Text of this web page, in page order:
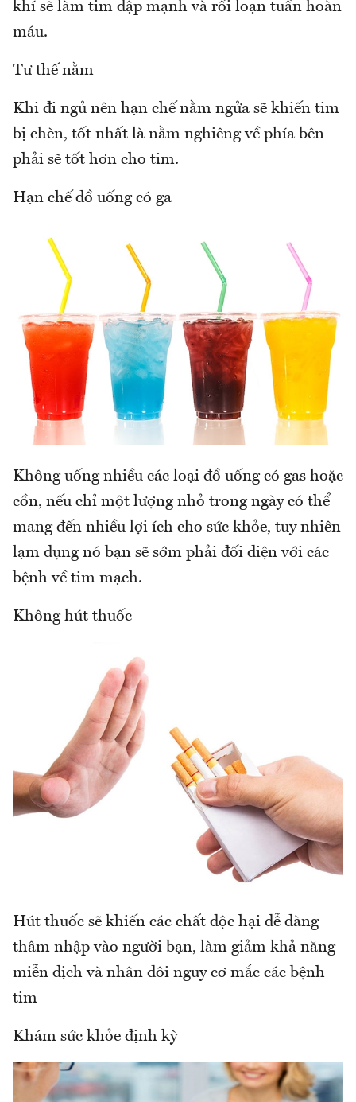
khí sẽ làm tim đập mạnh và rối loạn tuần hoàn
máu.
Tư thế nằm
Khi đi ngủ nên hạn chế nằm ngửa sẽ khiến tim
bị chèn, tốt nhất là nằm nghiêng về phía bên
phải sẽ tốt hơn cho tim.
Hạn chế đồ uống có ga
Không uống nhiều các loại đồ uống có gas hoặc
cồn, nếu chỉ một lượng nhỏ trong ngày có thể
mang đến nhiều lợi ích cho sức khỏe, tuy nhiên
lạm dụng nó bạn sẽ sớm phải đối diện với các
bệnh về tim mạch.
Không hút thuốc
Hút thuốc sẽ khiến các chất độc hại dễ dàng
thâm nhập vào người bạn, làm giảm khả năng
miễn dịch và nhân đôi nguy cơ mắc các bệnh
tim
Khám sức khỏe định kỳ